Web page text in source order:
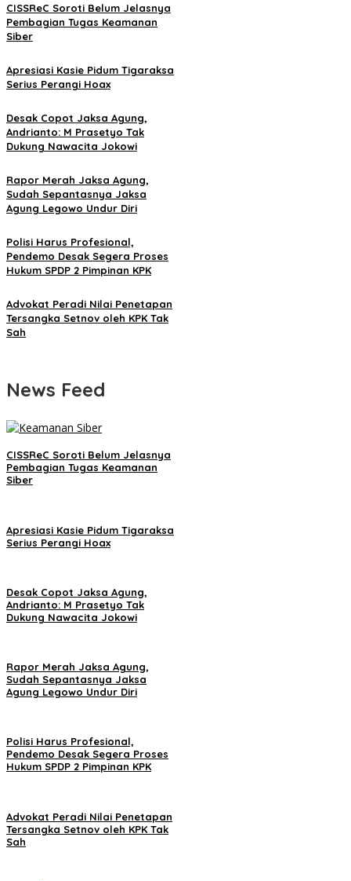
CISSReC Soroti Belum Jelasnya
Pembagian Tugas Keamanan
Siber
Apresiasi Kasie Pidum Tigaraksa
Serius Perangi Hoax
Desak Copot Jaksa Agung,
Andrianto: M Prasetyo Tak
Dukung Nawacita Jokowi
Rapor Merah Jaksa Agung,
Sudah Sepantasnya Jaksa
Agung Legowo Undur Diri
Polisi Harus Profesional,
Pendemo Desak Segera Proses
Hukum SPDP 2 Pimpinan KPK
Advokat Peradi Nilai Penetapan
Tersangka Setnov oleh KPK Tak
Sah
News Feed
CISSReC Soroti Belum Jelasnya
Pembagian Tugas Keamanan
Siber
Apresiasi Kasie Pidum Tigaraksa
Serius Perangi Hoax
Desak Copot Jaksa Agung,
Andrianto: M Prasetyo Tak
Dukung Nawacita Jokowi
Rapor Merah Jaksa Agung,
Sudah Sepantasnya Jaksa
Agung Legowo Undur Diri
Polisi Harus Profesional,
Pendemo Desak Segera Proses
Hukum SPDP 2 Pimpinan KPK
Advokat Peradi Nilai Penetapan
Tersangka Setnov oleh KPK Tak
Sah